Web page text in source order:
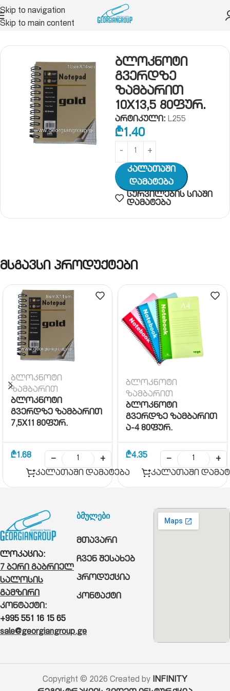
Skip to navigation
Skip to main content
რვეული, ბლოკნოტი
ბლოკნოტი
გვერდზე
ზამბარით
10X13,5 80ფურ.
არტიკული: L255
₾1.40
Კალათაში
Დამატება
სურვილების სიაში
დამატება
მსგავსი პროდუქტები
ბლოკნოტი
ზამბარით
ბლოკნოტი
გვერდზე ზამბარით
7,5X11 80ფურ.
₾1.68 −
+
კალათაში დამატება
ბლოკნოტი
ზამბარით
ბლოკნოტი
გვერდზე ზამბარით
ა-4 80ფურ.
₾4.35 −
+
კალათაში
ლოკაცია:
7 ბერი გაბრიელ
სალოსის
გამზირი
კონტაქტი:
+995 551 16 15 65
sale@georgiangroup.ge
ბმულები
მთავარი
ჩვენ შესახებ
პროდუქცია
კონტაქტი
Copyright © 2026 Created by INFINITY